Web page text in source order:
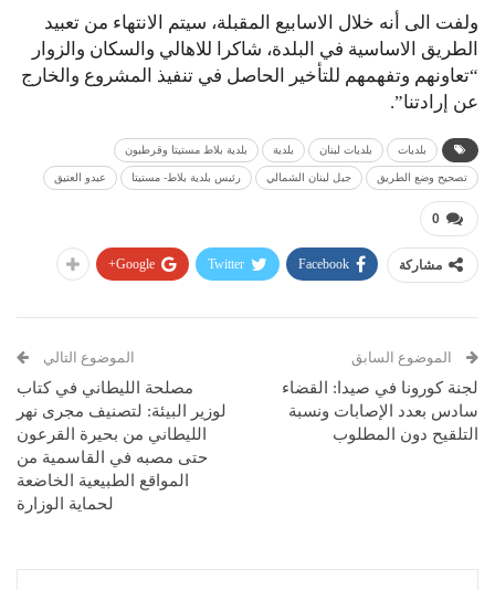
ولفت الى أنه خلال الاسابيع المقبلة، سيتم الانتهاء من تعبيد
الطريق الاساسية في البلدة، شاكرا للاهالي والسكان والزوار
“تعاونهم وتفهمهم للتأخير الحاصل في تنفيذ المشروع والخارج
عن إرادتنا”.
بلديات بلديات لبنان بلدية بلدية بلاط مستيتا وقرطبون
تصحيح وضع الطريق جبل لبنان الشمالي رئيس بلدية بلاط- مستيتا عبدو العتيق
0
مشاركة Facebook
Twitter
Google+
الموضوع السابق
لجنة كورونا في صيدا: القضاء
سادس بعدد الإصابات ونسبة
التلقيح دون المطلوب
الموضوع التالي
مصلحة الليطاني في كتاب
لوزير البيئة: لتصنيف مجرى نهر
الليطاني من بحيرة القرعون
حتى مصبه في القاسمية من
المواقع الطبيعية الخاضعة
لحماية الوزارة